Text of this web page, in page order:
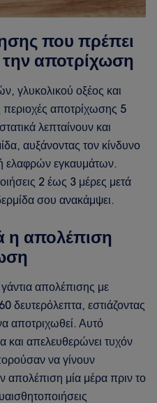
που πρέπει
την αποτρίχωση
γλυκολικού οξέος και
περιοχές αποτρίχωσης 5
λεπταίνουν και
αυξάνοντας τον κίνδυνο
ελαφρών εγκαυμάτων.
2 έως 3 μέρες μετά
σου ανακάμψει.
η απολέπιση
απολέπισης με
δευτερόλεπτα, εστιάζοντας
αποτριχωθεί. Αυτό
και απελευθερώνει τυχόν
να γίνουν
απολέπιση μία μέρα πριν το